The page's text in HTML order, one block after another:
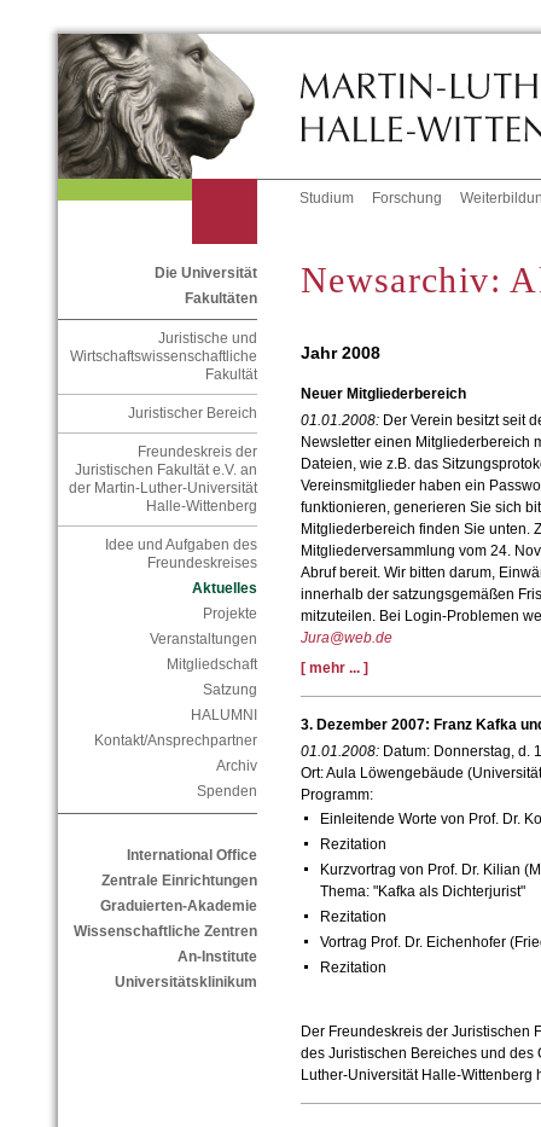
Studium Forschung
Die Universität
Fakultäten
Juristische und
Wirtschaftswissenschaftliche
Fakultät
Juristischer Bereich
Freundeskreis der
Juristischen Fakultät e.V. an
der Martin-Luther-Universität
Halle-Wittenberg
Idee und Aufgaben des
Freundeskreises
Aktuelles
Projekte
Veranstaltungen
Mitgliedschaft
Satzung
HALUMNI
Kontakt/Ansprechpartner
Archiv
Spenden
International Office
Zentrale Einrichtungen
Graduierten-Akademie
Wissenschaftliche Zentren
An-Institute
Universitätsklinikum
Newsarchiv:
Jahr 2008
Neuer Mitgliederbereich
01.01.2008: Der Verein besitzt seit
Newsletter einen Mitgliederbereich
Dateien, wie z.B. das
Vereinsmitglieder haben ein
funktionieren, generieren Sie sich
Mitgliederbereich finden Sie unten.
Mitgliederversammlung vom 24.
Abruf bereit. Wir bitten darum,
innerhalb der satzungsgemäßen
mitzuteilen. Bei Login-Problemen
Jura@web.de
[ mehr ... ]
3. Dezember 2007: Franz Kafka
01.01.2008: Datum: Donnerstag, d.
Ort: Aula Löwengebäude
Programm:
Einleitende Worte von Prof. Dr.
Rezitation
Kurzvortrag von Prof. Dr. Kilian
Thema: "Kafka als Dichterjurist"
Rezitation
Vortrag Prof. Dr. Eichenhofer
Rezitation
Der Freundeskreis der Juristischen
des Juristischen Bereiches und des
Luther-Universität Halle-Wittenberg